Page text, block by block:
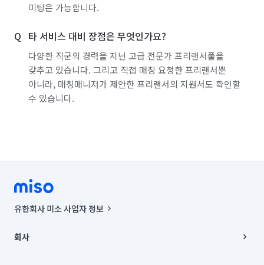
미팅은 가능합니다.
타 서비스 대비 장점은 무엇인가요?
다양한 직군의 경력을 지닌 고급 전문가 프리랜서풀을
갖추고 있습니다. 그리고 직접 매칭 요청한 프리랜서뿐
아니라, 매칭매니저가 제안한 프리랜서의 지원서도 확인할
수 있습니다.
유한회사 미소 사업자 정보
00019 |
회사